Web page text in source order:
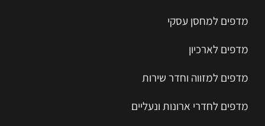
מדפים למחסן עסקי
מדפים לארכיון
מדפים למזווה וחדר שירות
מדפים לחדרי ארונות ונעליים